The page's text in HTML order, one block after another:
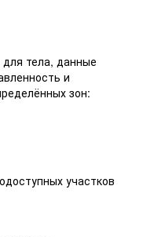
тела, данные
и
зон:
участков